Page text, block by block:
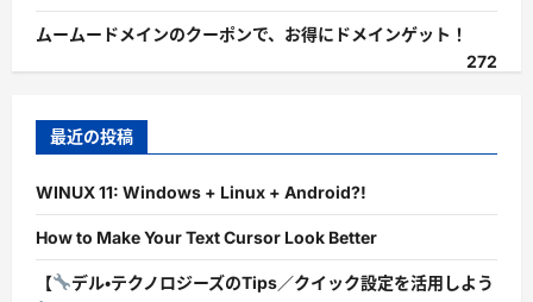
ムームードメインのクーポンで、お得にドメインゲット！
272
最近の投稿
WINUX 11: Windows + Linux + Android?!
How to Make Your Text Cursor Look Better
【
デル・テクノロジーズのTips／クイック設定を活用しよう